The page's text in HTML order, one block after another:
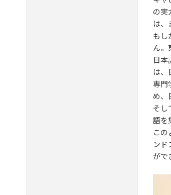
の実
は、
もし
ん。
日本
は、
専門
め、
そし
語を
この
ンド
がで